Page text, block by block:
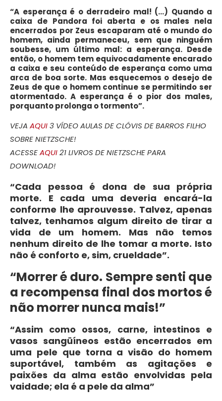
“A esperança é o derradeiro mal! (…) Quando a
caixa de Pandora foi aberta e os males nela
encerrados por Zeus escaparam até o mundo do
homem, ainda permaneceu, sem que ninguém
soubesse, um último mal: a esperança. Desde
então, o homem tem equivocadamente encarado
a caixa e seu conteúdo de esperança como uma
arca de boa sorte. Mas esquecemos o desejo de
Zeus de que o homem continue se permitindo ser
atormentado. A esperança é o pior dos males,
porquanto prolonga o tormento”.
VEJA AQUI3 VÍDEO AULAS DE CLÓVIS DE BARROS FILHO
SOBRE NIETZSCHE!
ACESSEAQUI21 LIVROS DE NIETZSCHE PARA
DOWNLOAD!
“Cada pessoa é dona de sua própria
morte. E cada uma deveria encará-la
conforme lhe aprouvesse. Talvez, apenas
talvez, tenhamos algum direito de tirar a
vida de um homem. Mas não temos
nenhum direito de lhe tomar a morte. Isto
não é conforto e, sim, crueldade”.
“Morrer é duro. Sempre senti que
a recompensa final dos mortos é
não morrer nunca mais!”
“Assim como ossos, carne, intestinos e
vasos sangüíneos estão encerrados em
uma pele que torna a visão do homem
suportável, também as agitações e
paixões da alma estão envolvidas pela
vaidade; ela é a pele da alma”